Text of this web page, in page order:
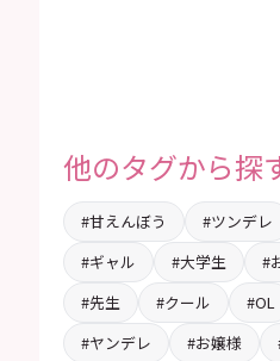
他のタグから探
#甘えんぼう #ツンデレ
#ギャル
#大学生 #
#先生
#クール #OL
#ヤンデレ
#お嬢様